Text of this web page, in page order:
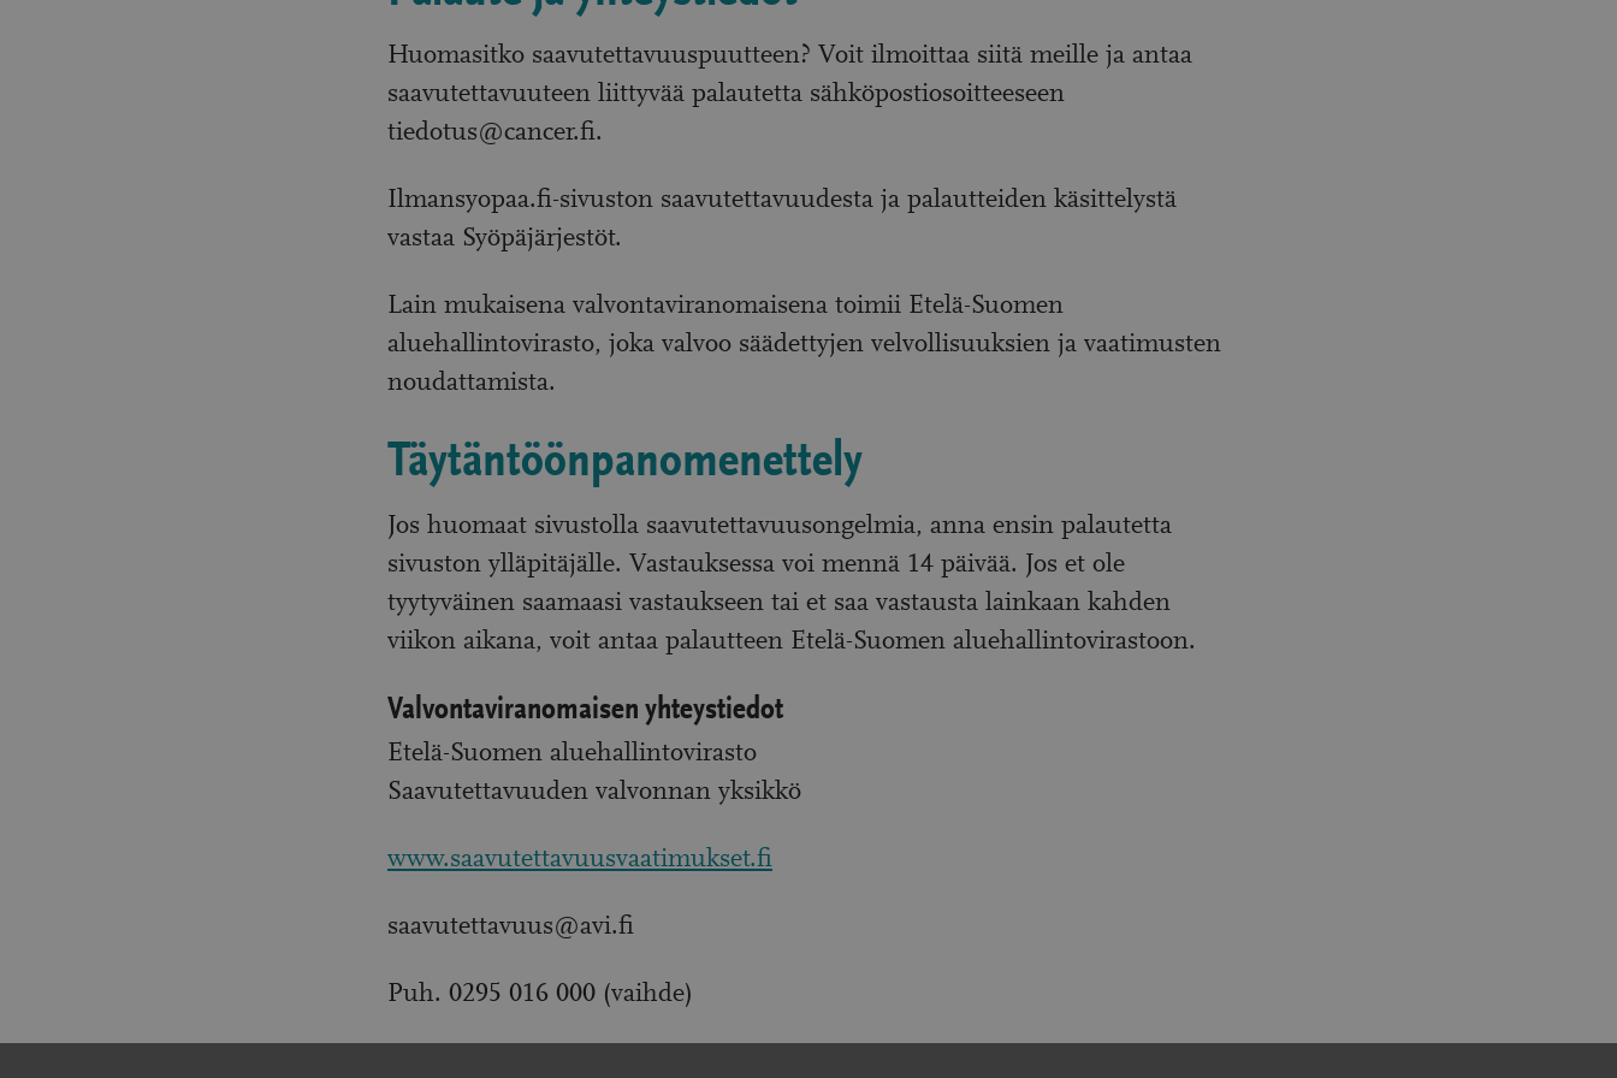
Huomasitko saavutettavuuspuutteen? Voit ilmoittaa siitä meille ja antaa
saavutettavuuteen liittyvää palautetta sähköpostiosoitteeseen
tiedotus@cancer.fi.
Ilmansyopaa.fi-sivuston saavutettavuudesta ja palautteiden käsittelystä
vastaa Syöpäjärjestöt.
Lain mukaisena valvontaviranomaisena toimii Etelä-Suomen
aluehallintovirasto, joka valvoo säädettyjen velvollisuuksien ja vaatimusten
noudattamista.
Täytäntöönpanomenettely
Jos huomaat sivustolla saavutettavuusongelmia, anna ensin palautetta
sivuston ylläpitäjälle. Vastauksessa voi mennä 14 päivää. Jos et ole
tyytyväinen saamaasi vastaukseen tai et saa vastausta lainkaan kahden
viikon aikana, voit antaa palautteen Etelä-Suomen aluehallintovirastoon.
Valvontaviranomaisen yhteystiedot
Etelä-Suomen aluehallintovirasto
Saavutettavuuden valvonnan yksikkö
www.saavutettavuusvaatimukset.fi
saavutettavuus@avi.fi
Puh. 0295 016 000 (vaihde)